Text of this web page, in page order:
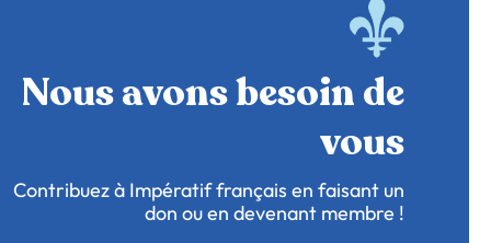
Nous avons besoin de
vous
Contribuez à Impératif français en faisant un
don ou en devenant membre !